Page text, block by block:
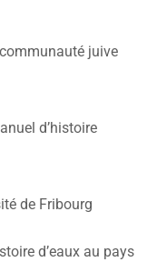
juive
d’histoire
de Fribourg
d’eaux au pays